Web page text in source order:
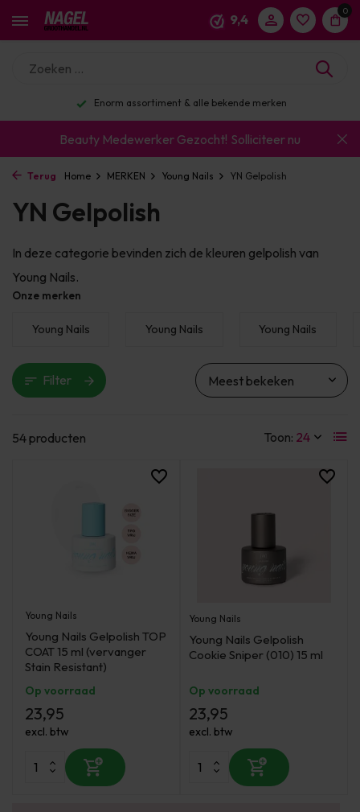
9,4
0
Enorm assortiment & alle bekende merken
Beauty Medewerker Gezocht! Solliciteer nu
Terug Home MERKEN Young Nails YN Gelpolish
YN Gelpolish
In deze categorie bevinden zich de kleuren gelpolish van
Young Nails.
Onze merken
Young Nails Young Nails Young Nails
Filter
54 producten Toon:
Young Nails
Young Nails Gelpolish TOP
COAT 15 ml (vervanger
Stain Resistant)
Op voorraad
23,95
excl. btw
Young Nails
Young Nails Gelpolish
Cookie Sniper (010) 15 ml
Op voorraad
23,95
excl. btw